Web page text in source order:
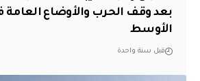
بعد وقف الحرب والأوضاع
الأوسط
قبل سنة واحدة